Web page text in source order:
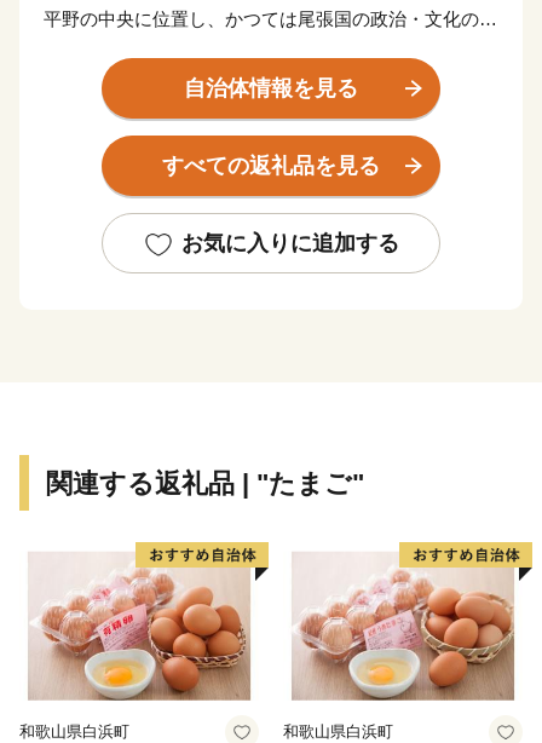
平野の中央に位置し、かつては尾張国の政治・文化の中
江戸時代には東海道と中山道を結ぶ美濃路の宿場町とし
てにぎわいました。そのため、市内各地には、かつての
稲沢の隆盛を今に伝える史跡や文化財が数多く残されて
市域の西に接する木曽川によって堆積された肥よくな土
壌と温和な気候を生かし、古くから野菜、植木・苗木等
しやすいまちです。
また、「子育て・教育は稲沢で！」をキャッチコピー
に、子育て・教育のためのより良い環境づくりを進めて
います。
自治体情報を見る
すべての返礼品を見る
お気に入りに追加する
関連する返礼品 | "たまご"
和歌山県白浜町 和歌山県白浜町